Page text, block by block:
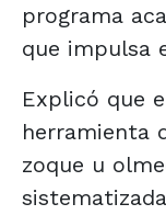
programa
que impulsa
Explicó que
herramienta
zoque u